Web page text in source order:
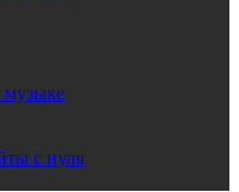
музыке
с нуля